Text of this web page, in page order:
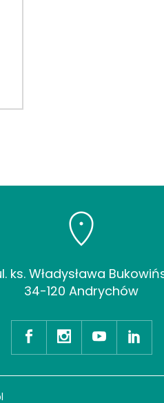
ks. Władysława
34-120 Andrychów